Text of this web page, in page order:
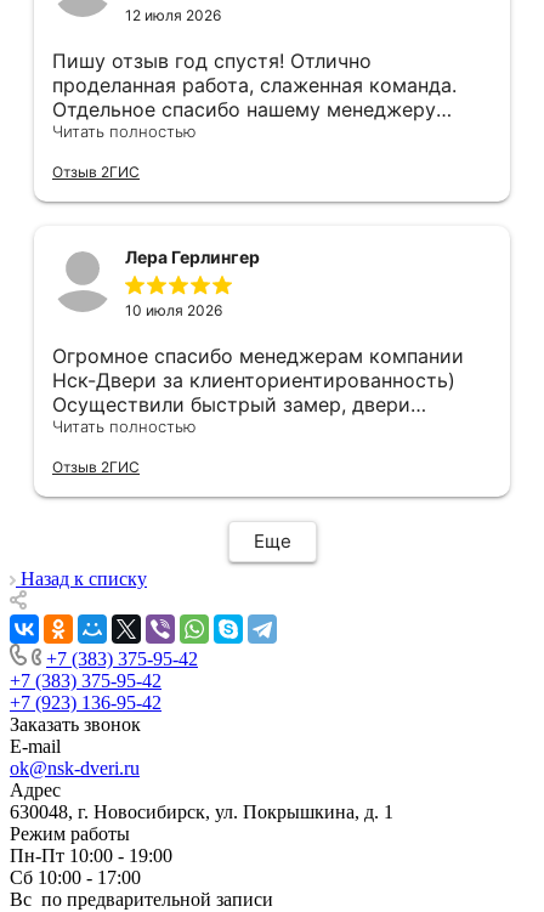
нержавеющий, обклеен плёнкой, которую
порога наклеен на эту плёнку...
12 июля 2026
Пишу отзыв год спустя! Отлично
проделанная работа, слаженная команда.
Отдельное спасибо нашему менеджеру
Анастасии, помогла сделать выбор, от
профессионально, рекомендую.
Читать полностью
Отзыв 2ГИС
Лера Герлингер
10 июля 2026
Огромное спасибо менеджерам компании
Нск-Двери за клиенториентированность)
Осуществили быстрый замер, двери
оказались в наличии. По доставке
компанию, где я могу указать удобный для
меня интервал времени, а не ждать весь
день🙏 Не могу не отметить качественный
монтаж дверей, спасибо мастеру Антону за
его труд!!!
Читать полностью
Отзыв 2ГИС
Еще
Назад к списку
+7 (383) 375-95-42
+7 (383) 375-95-42
+7 (923) 136-95-42
Заказать звонок
E-mail
ok@nsk-dveri.ru
Адрес
630048, г. Новосибирск, ул. Покрышкина, д. 1
Режим работы
Пн-Пт 10:00 - 19:00
Сб 10:00 - 17:00
Вс по предварительной записи